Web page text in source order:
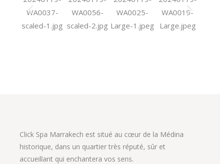
Click Spa Marrakech est situé au cœur de la Médina
historique, dans un quartier très réputé, sûr et
accueillant qui enchantera vos sens.